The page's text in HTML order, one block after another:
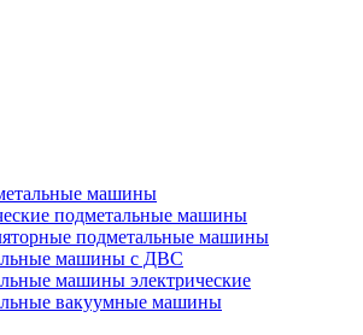
машины
подметальные машины
подметальные машины
машины с ДВС
машины электрические
вакуумные машины